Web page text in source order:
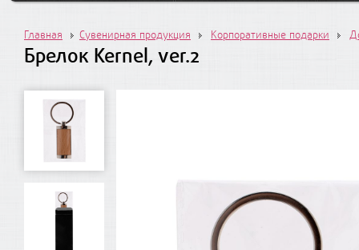
Главная Сувенирная продукция Корпоративные подарки
Брелок Kernel, ver.2